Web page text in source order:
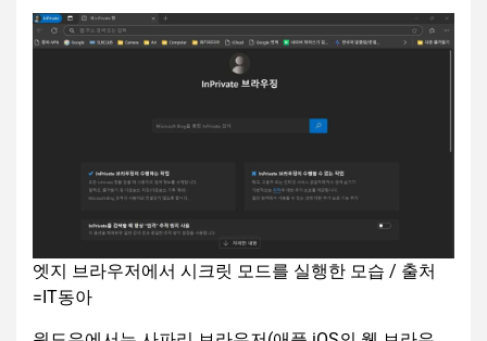
엣지 브라우저에서 시크릿 모드를 실행한 모습 / 출처
=IT동아